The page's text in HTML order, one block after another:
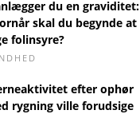
du en graviditet:
skal du begynde at
folinsyre?
efter ophør
rygning ville forudsige